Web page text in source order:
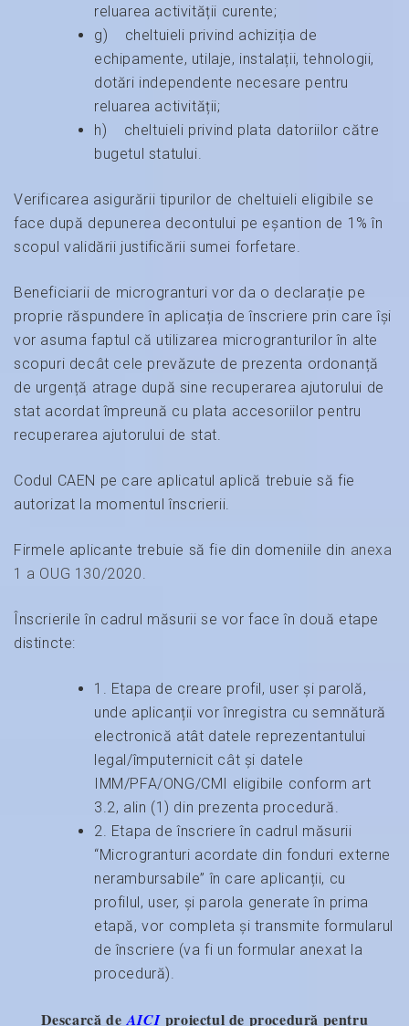
reluarea activității curente;
g) cheltuieli privind achiziția de
echipamente, utilaje, instalații, tehnologii,
dotări independente necesare pentru
reluarea activității;
h) cheltuieli privind plata datoriilor către
bugetul statului.
Verificarea asigurării tipurilor de cheltuieli eligibile se
face după depunerea decontului pe eșantion de 1% în
scopul validării justificării sumei forfetare.
Beneficiarii de microgranturi vor da o declarație pe
proprie răspundere în aplicația de înscriere prin care își
vor asuma faptul că utilizarea microgranturilor în alte
scopuri decât cele prevăzute de prezenta ordonanță
de urgență atrage după sine recuperarea ajutorului de
stat acordat împreună cu plata accesoriilor pentru
recuperarea ajutorului de stat.
Codul CAEN pe care aplicatul aplică trebuie să fie
autorizat la momentul înscrierii.
Firmele aplicante trebuie să fie din domeniile din anexa
1 a OUG 130/2020.
Înscrierile în cadrul măsurii se vor face în două etape
distincte:
1. Etapa de creare profil, user și parolă,
unde aplicanții vor înregistra cu semnătură
electronică atât datele reprezentantului
legal/împuternicit cât și datele
IMM/PFA/ONG/CMI eligibile conform art
3.2, alin (1) din prezenta procedură.
2. Etapa de înscriere în cadrul măsurii
“Microgranturi acordate din fonduri externe
nerambursabile” în care aplicanții, cu
profilul, user, și parola generate în prima
etapă, vor completa și transmite formularul
de înscriere (va fi un formular anexat la
procedură).
Descarcă de AICI proiectul de procedură pentru